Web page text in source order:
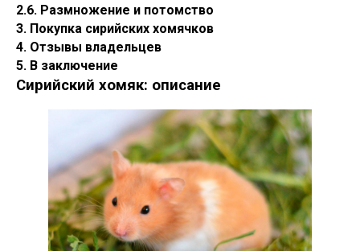
2.6. Размножение и потомство
3. Покупка сирийских хомячков
4. Отзывы владельцев
5. В заключение
Сирийский хомяк: описание